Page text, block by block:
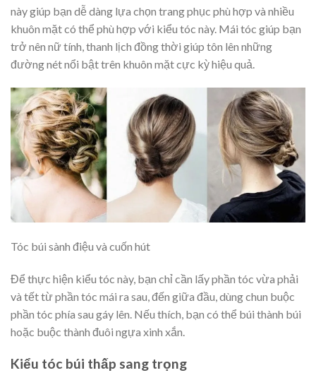
này giúp bạn dễ dàng lựa chọn trang phục phù hợp và nhiều
khuôn mặt có thể phù hợp với kiểu tóc này. Mái tóc giúp bạn
trở nên nữ tính, thanh lịch đồng thời giúp tôn lên những
đường nét nổi bật trên khuôn mặt cực kỳ hiệu quả.
Tóc búi sành điệu và cuốn hút
Để thực hiện kiểu tóc này, bạn chỉ cần lấy phần tóc vừa phải
và tết từ phần tóc mái ra sau, đến giữa đầu, dùng chun buộc
phần tóc phía sau gáy lên. Nếu thích, bạn có thể búi thành búi
hoặc buộc thành đuôi ngựa xinh xắn.
Kiểu tóc búi thấp sang trọng